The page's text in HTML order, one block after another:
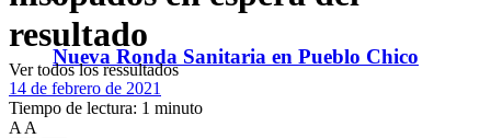
Nueva Ronda Sanitaria en Pueblo Chico
Ver todos los ressultados
resultado
14 de febrero de 2021
Tiempo de lectura: 1 minuto
A A